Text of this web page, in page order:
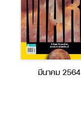
มีนาคม 2564